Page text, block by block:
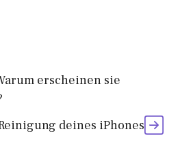
erscheinen sie
deines iPhones